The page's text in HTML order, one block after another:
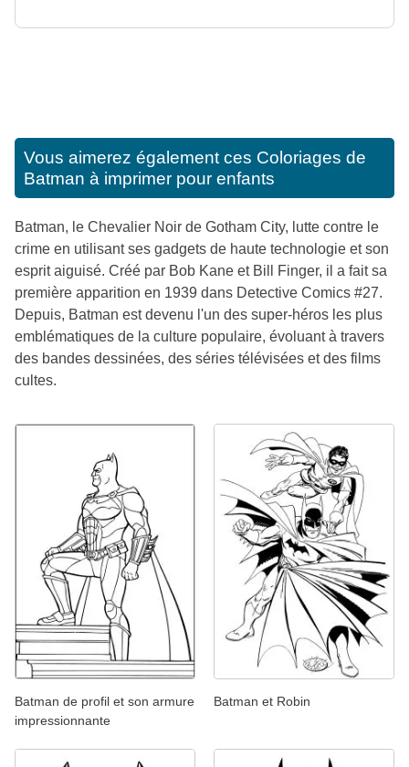
Vous aimerez également ces Coloriages de
Batman à imprimer pour enfants
Batman, le Chevalier Noir de Gotham City, lutte contre le
crime en utilisant ses gadgets de haute technologie et son
esprit aiguisé. Créé par Bob Kane et Bill Finger, il a fait sa
première apparition en 1939 dans Detective Comics #27.
Depuis, Batman est devenu l'un des super-héros les plus
emblématiques de la culture populaire, évoluant à travers
des bandes dessinées, des séries télévisées et des films
cultes.
Batman de profil et son armure
impressionnante
Batman et Robin